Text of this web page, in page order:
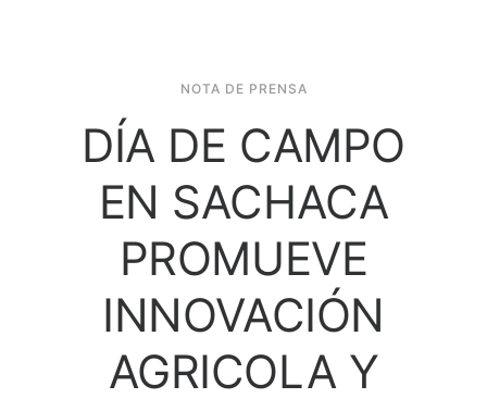
NOTA DE PRENSA
DÍA DE CAMPO
EN SACHACA
PROMUEVE
INNOVACIÓN
AGRICOLA Y